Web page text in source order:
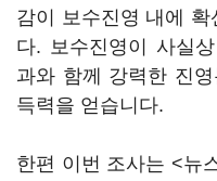
감이 보수진영 내에 확
다. 보수진영이 사실
과와 함께 강력한 진
득력을 얻습니다.
한편 이번 조사는 <뉴